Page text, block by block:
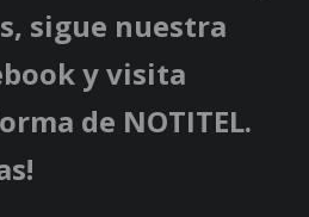
sigue nuestra
y visita
de NOTITEL.